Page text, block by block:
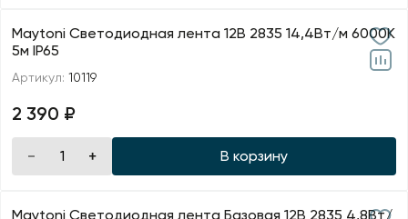
Maytoni Светодиодная лента 12В 2835 14,4Вт/м 6000K
5м IP65
Артикул: 10119
2 390 ₽
В корзину
Maytoni Светодиодная лента Базовая 12В 2835 4,8Вт/